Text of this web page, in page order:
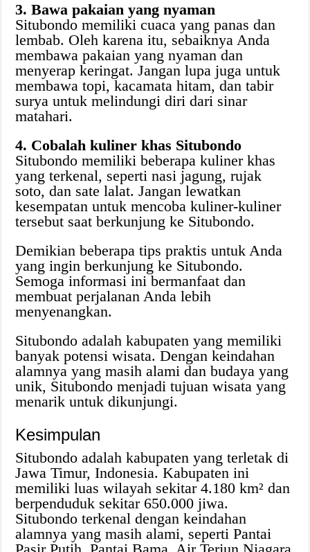
3. Bawa pakaian yang nyaman
Situbondo memiliki cuaca yang panas dan
lembab. Oleh karena itu, sebaiknya Anda
membawa pakaian yang nyaman dan
menyerap keringat. Jangan lupa juga untuk
membawa topi, kacamata hitam, dan tabir
surya untuk melindungi diri dari sinar
matahari.
4. Cobalah kuliner khas Situbondo
Situbondo memiliki beberapa kuliner khas
yang terkenal, seperti nasi jagung, rujak
soto, dan sate lalat. Jangan lewatkan
kesempatan untuk mencoba kuliner-kuliner
tersebut saat berkunjung ke Situbondo.
Demikian beberapa tips praktis untuk Anda
yang ingin berkunjung ke Situbondo.
Semoga informasi ini bermanfaat dan
membuat perjalanan Anda lebih
menyenangkan.
Situbondo adalah kabupaten yang memiliki
banyak potensi wisata. Dengan keindahan
alamnya yang masih alami dan budaya yang
unik, Situbondo menjadi tujuan wisata yang
menarik untuk dikunjungi.
Kesimpulan
Situbondo adalah kabupaten yang terletak di
Jawa Timur, Indonesia. Kabupaten ini
memiliki luas wilayah sekitar 4.180 km² dan
berpenduduk sekitar 650.000 jiwa.
Situbondo terkenal dengan keindahan
alamnya yang masih alami, seperti Pantai